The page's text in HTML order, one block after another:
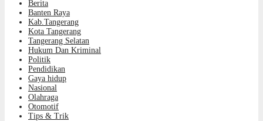
Berita
Banten Raya
Kab.Tangerang
Kota Tangerang
Tangerang Selatan
Hukum Dan Kriminal
Politik
Pendidikan
Gaya hidup
Nasional
Olahraga
Otomotif
Tips & Trik